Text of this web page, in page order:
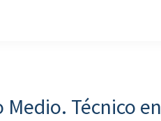
Técnico en